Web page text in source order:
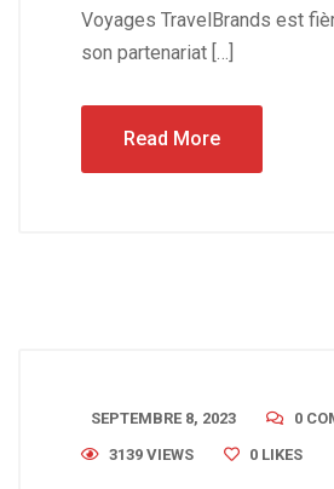
Voyages TravelBrands est
son partenariat […]
Read More
SEPTEMBRE 8, 2023
0
3139 VIEWS
0 LIKES